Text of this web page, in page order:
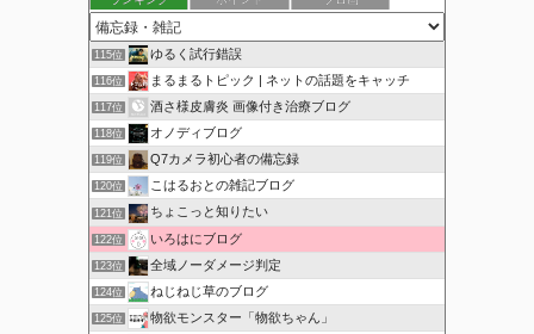
115位 ゆるく試行錯誤
116位 まるまるトピック | ネットの話題をキャッチ
117位 酒さ様皮膚炎 画像付き治療ブログ
118位 オノディブログ
119位 Q7カメラ初心者の備忘録
120位 こはるおとの雑記ブログ
121位 ちょこっと知りたい
122位 いろはにブログ
123位 全域ノーダメージ判定
124位 ねじねじ草のブログ
125位 物欲モンスター「物欲ちゃん」